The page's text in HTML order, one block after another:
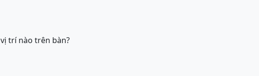
trí nào trên bàn?